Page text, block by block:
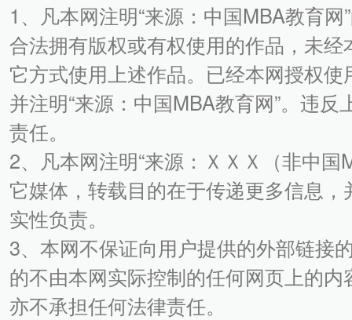
1、凡本网注明“来源：中国MBA教育
合法拥有版权或有权使用的作品，未
它方式使用上述作品。已经本网授权
并注明“来源：中国MBA教育网”。违
责任。
2、凡本网注明“来源：ＸＸＸ（非中
它媒体，转载目的在于传递更多信息
实性负责。
3、本网不保证向用户提供的外部链接
的不由本网实际控制的任何网页上的
亦不承担任何法律责任。